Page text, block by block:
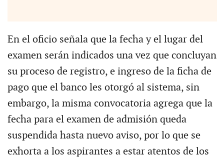
En el oficio señala que la fecha y el lugar del
examen serán indicados una vez que concluyan
su proceso de registro, e ingreso de la ficha de
pago que el banco les otorgó al sistema, sin
embargo, la misma convocatoria agrega que la
fecha para el examen de admisión queda
suspendida hasta nuevo aviso, por lo que se
exhorta a los aspirantes a estar atentos de los